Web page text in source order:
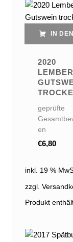
IN
2020
geprüfte
en
€6,80
inkl. 19 %
zzgl.
Produkt